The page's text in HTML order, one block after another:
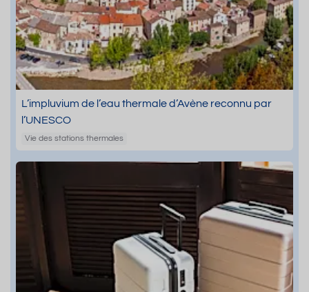
L’impluvium de l’eau thermale d’Avène reconnu par
l’UNESCO
Vie des stations thermales